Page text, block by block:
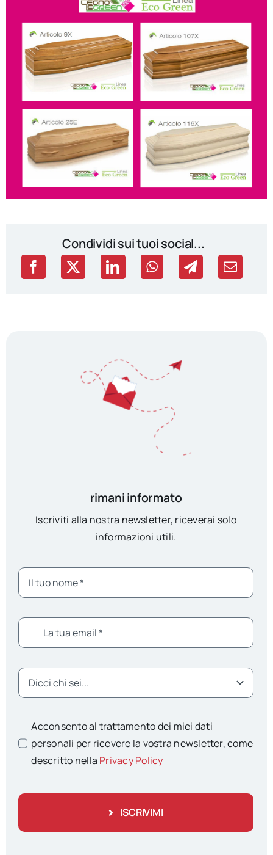
Condividi sui tuoi social...
rimani informato
Iscriviti alla nostra newsletter, riceverai solo
informazioni utili.
Acconsento al trattamento dei miei dati
personali per ricevere la vostra newsletter, come
descritto nella Privacy Policy
ISCRIVIMI